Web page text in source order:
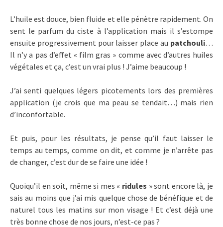
L’huile est douce, bien fluide et elle pénètre rapidement. On
sent le parfum du ciste à l’application mais il s’estompe
ensuite progressivement pour laisser place au patchouli…
Il n’y a pas d’effet « film gras » comme avec d’autres huiles
végétales et ça, c’est un vrai plus ! J’aime beaucoup !
J’ai senti quelques légers picotements lors des premières
application (je crois que ma peau se tendait…) mais rien
d’inconfortable.
Et puis, pour les résultats, je pense qu’il faut laisser le
temps au temps, comme on dit, et comme je n’arrête pas
de changer, c’est dur de se faire une idée !
Quoiqu’il en soit, même si mes « ridules » sont encore là, je
sais au moins que j’ai mis quelque chose de bénéfique et de
naturel tous les matins sur mon visage ! Et c’est déjà une
très bonne chose de nos jours, n’est-ce pas ?